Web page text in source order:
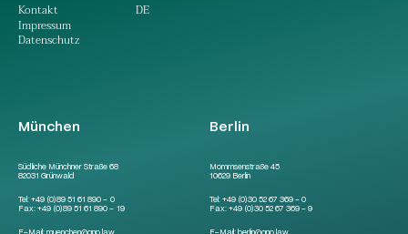
München
Südliche Münchner Straße 68
82031 Grünwald
Tel:+49 (0)89 51 61 890 – 0
Fax:+49 (0)89 51 61 890 – 19
Berlin
Mommsenstraße 45
10629 Berlin
Tel: +49 (0)30 52 67 369 – 0
Fax: +49 (0)30 52 67 369 – 9
Kontakt
Impressum
Datenschutz
DE